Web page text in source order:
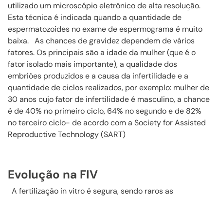
utilizado um microscópio eletrônico de alta resolução.
Esta técnica é indicada quando a quantidade de
espermatozoides no exame de espermograma é muito
baixa. As chances de gravidez dependem de vários
fatores. Os principais são a idade da mulher (que é o
fator isolado mais importante), a qualidade dos
embriões produzidos e a causa da infertilidade e a
quantidade de ciclos realizados, por exemplo: mulher de
30 anos cujo fator de infertilidade é masculino, a chance
é de 40% no primeiro ciclo, 64% no segundo e de 82%
no terceiro ciclo- de acordo com a Society for Assisted
Reproductive Technology (SART)
Evolução na FIV
A fertilização in vitro é segura, sendo raros as